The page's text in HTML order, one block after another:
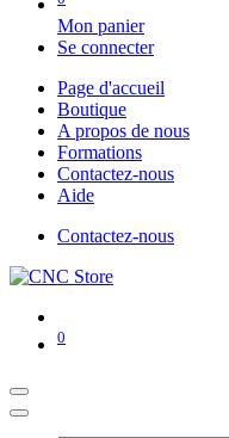
Mon panier
Se connecter
Page d'accueil
Boutique
A propos de nous
Formations
Contactez-nous
Aide
Contactez-nous
0